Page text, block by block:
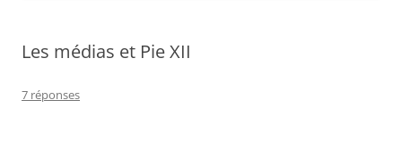
Les médias et Pie XII
7 réponses